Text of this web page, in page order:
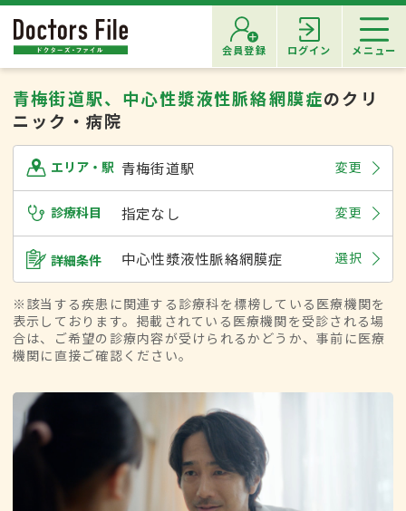
会員登録 ログイン メニュー
青梅街道駅、中心性漿液性脈絡網膜症のクリ
ニック・病院
エリア・駅 青梅街道駅 変更
診療科目 指定なし 変更
詳細条件 中心性漿液性脈絡網膜症 選択
※該当する疾患に関連する診療科を標榜している医療機関を
表示しております。掲載されている医療機関を受診される場
合は、ご希望の診療内容が受けられるかどうか、事前に医療
機関に直接ご確認ください。